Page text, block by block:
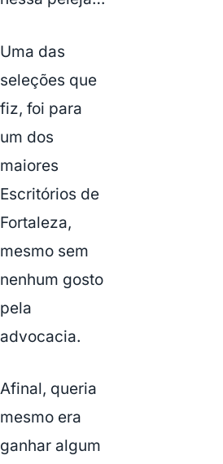
Uma das
seleções que
fiz, foi para
um dos
maiores
Escritórios de
Fortaleza,
mesmo sem
nenhum gosto
pela
advocacia.
Afinal, queria
mesmo era
ganhar algum